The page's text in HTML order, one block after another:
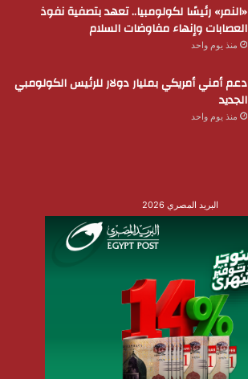
«النمر» رئيسًا لكولومبيا.. تعهد بتصفية نفوذ
العصابات وإنهاء مفاوضات السلام
منذ يوم واحد
دعم أمني أمريكي بمليار دولار للرئيس الكولومبي
الجديد
منذ يوم واحد
البريد المصري 2026